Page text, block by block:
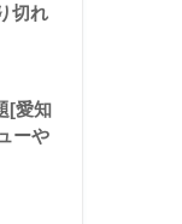
切れ
[愛知
ーや